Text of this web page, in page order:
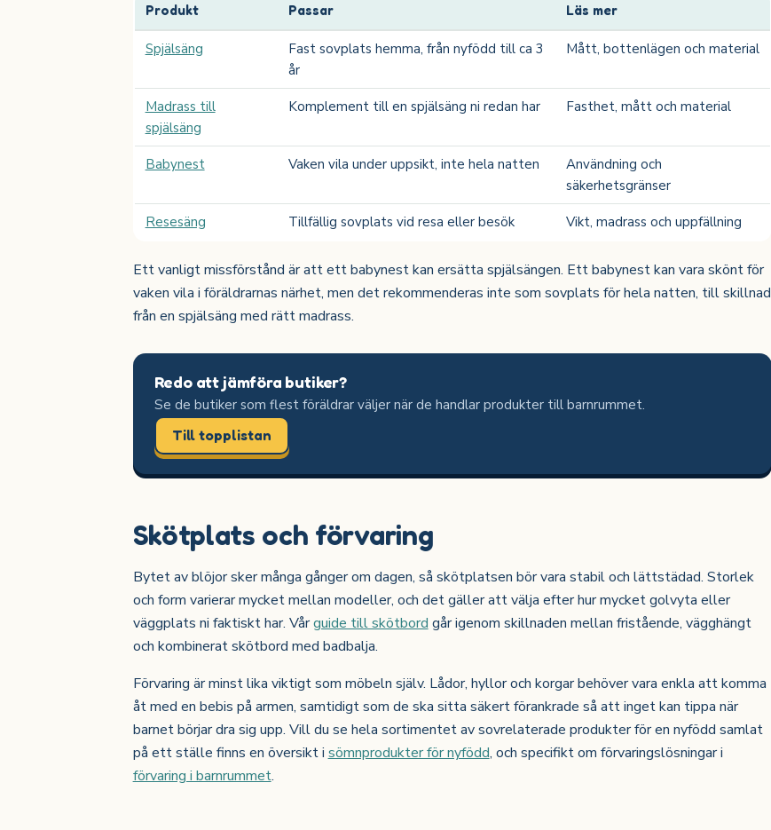
Produkt Passar Läs mer
Spjälsäng
Fast sovplats hemma, från nyfödd till ca 3
år
Mått, bottenlägen och material
Madrass till
spjälsäng
Komplement till en spjälsäng ni redan har Fasthet, mått och material
Babynest Vaken vila under uppsikt, inte hela natten
Användning och
säkerhetsgränser
Resesäng Tillfällig sovplats vid resa eller besök Vikt, madrass och uppfällning
Ett vanligt missförstånd är att ett babynest kan ersätta spjälsängen. Ett babynest kan vara skönt för
vaken vila i föräldrarnas närhet, men det rekommenderas inte som sovplats för hela natten, till skillnad
från en spjälsäng med rätt madrass.
Redo att jämföra butiker?
Se de butiker som flest föräldrar väljer när de handlar produkter till barnrummet.
Till topplistan
Skötplats och förvaring
Bytet av blöjor sker många gånger om dagen, så skötplatsen bör vara stabil och lättstädad. Storlek
och form varierar mycket mellan modeller, och det gäller att välja efter hur mycket golvyta eller
väggplats ni faktiskt har. Vårguide till skötbordgår igenom skillnaden mellan fristående, vägghängt
och kombinerat skötbord med badbalja.
Förvaring är minst lika viktigt som möbeln själv. Lådor, hyllor och korgar behöver vara enkla att komma
åt med en bebis på armen, samtidigt som de ska sitta säkert förankrade så att inget kan tippa när
barnet börjar dra sig upp. Vill du se hela sortimentet av sovrelaterade produkter för en nyfödd samlat
på ett ställe finns en översikt isömnprodukter för nyfödd, och specifikt om förvaringslösningar i
förvaring i barnrummet.